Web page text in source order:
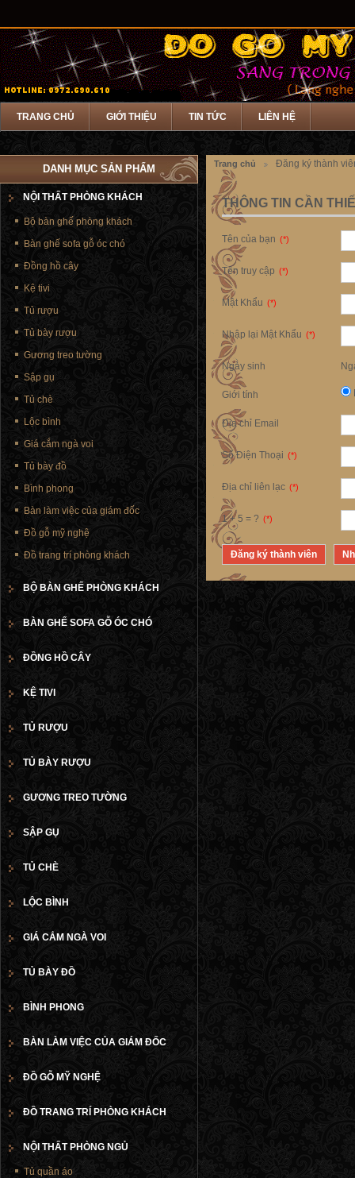
TRANG CHỦ GIỚI THIỆU TIN TỨC LIÊN HỆ
Trang chủ Đăng ký thành
THÔNG TIN CẦN
Tên của bạn (*)
Tên truy cập (*)
Mật Khẩu (*)
Nhập lại Mật Khẩu (*)
Ngày sinh
Giới tính
Địa chỉ Email
Số Điện Thoại (*)
Địa chỉ liên lạc (*)
1 + 5 = ? (*)
DANH MỤC SẢN PHẨM
NỘI THẤT PHÒNG KHÁCH
Bộ bàn ghế phòng khách
Bàn ghế sofa gỗ óc chó
Đồng hồ cây
Kệ tivi
Tủ rượu
Tủ bày rượu
Gương treo tường
Sập gụ
Tủ chè
Lộc bình
Giá cắm ngà voi
Tủ bày đồ
Bình phong
Bàn làm việc của giám đốc
Đồ gỗ mỹ nghệ
Đồ trang trí phòng khách
BỘ BÀN GHẾ PHÒNG KHÁCH
BÀN GHẾ SOFA GỖ ÓC CHÓ
ĐỒNG HỒ CÂY
KỆ TIVI
TỦ RƯỢU
TỦ BÀY RƯỢU
GƯƠNG TREO TƯỜNG
SẬP GỤ
TỦ CHÈ
LỘC BÌNH
GIÁ CẮM NGÀ VOI
TỦ BÀY ĐỒ
BÌNH PHONG
BÀN LÀM VIỆC CỦA GIÁM ĐỐC
ĐỒ GỖ MỸ NGHỆ
ĐỒ TRANG TRÍ PHÒNG KHÁCH
NỘI THẤT PHÒNG NGỦ
Tủ quần áo